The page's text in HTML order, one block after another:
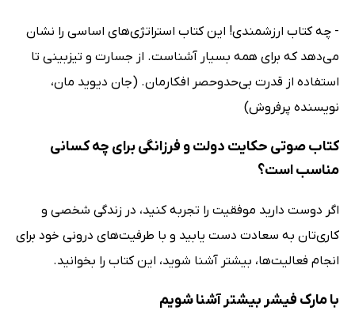
- چه کتاب ارزشمندی! این کتاب استراتژی‌های اساسی را نشان
می‌دهد که برای همه بسیار آشناست. از جسارت و تیزبینی تا
استفاده از قدرت بی‌حدوحصر افکارمان. (جان دیوید مان،
نویسنده پرفروش)
کتاب صوتی حکایت دولت و فرزانگی برای چه کسانی
مناسب است؟
اگر دوست دارید موفقیت را تجربه کنید، در زندگی شخصی و
کاری‌تان به سعادت دست یابید و با طرفیت‌های درونی خود برای
انجام فعالیت‌ها، بیشتر آشنا شوید،‌ این کتاب را بخوانید.
با مارک فیشر بیشتر آشنا شویم